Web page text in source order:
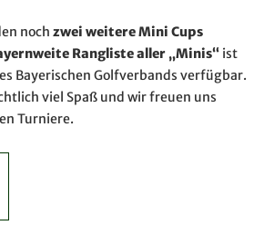
noch zwei weitere Mini Cups
Rangliste aller „Minis“ ist
Bayerischen Golfverbands verfügbar.
viel Spaß und wir freuen uns
Turniere.